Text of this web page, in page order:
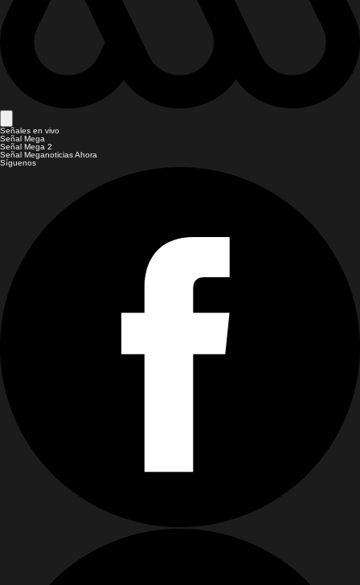
Señales en vivo
Señal Mega
Señal Mega 2
Señal Meganoticias Ahora
Síguenos